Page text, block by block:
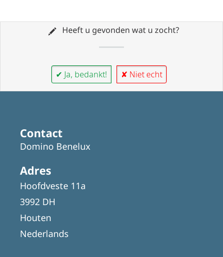
Heeft u gevonden wat u zocht?
✔ Ja, bedankt! ✘ Niet echt
Contact
Domino Benelux
Adres
Hoofdveste 11a
3992 DH
Houten
Nederlands